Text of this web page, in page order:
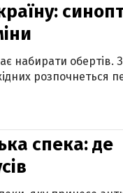
набирати обертів.
розпочнеться
спека: де